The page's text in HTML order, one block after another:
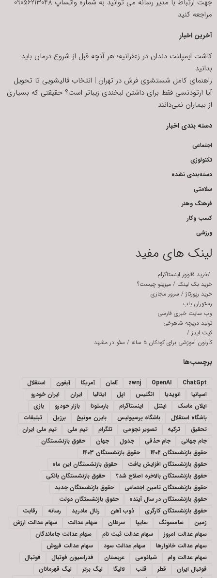
جهت ارتباط با مدیر رسانه می توانید به شماره واتساپ 09056213048
مراجعه کنید
آخرین اخبار
کاشت ایمپلنت دندان در زعفرانیه؛ هر آنچه قبل از شروع درمان باید
بدانید
راهنمای کامل شستشوی فرش در تهران | انتخاب قالیشویی تا تحویل
آیا ارتودنسی فقط برای داشتن لبخندی زیباتر است؟ حقیقتی که بسیاری
از بیماران نمی‌دانند
دسته بندی اخبار
اجتماعی
تکنولوژی
دسته‌بندی نشده
سلامتی
فرهنگ وهنر
کسب وکار
ورزشی
لینک های مفید
/خرید فالوور اینستاگرام
خرید بک لینک / میزیتو چیست؟
خرید رپورتاژ / سرور مجازی
رستوران یاب
وب سایت خبری فارسی
تولید دریچه شاهرخی
کیت ایدز /
کارتون آموزشی برای کودکان ۵ ساله
/ سئو در مشهد
برچسب‌ها
ChatGpt
OpenAI
zwnj آلمان آمریکا آیفون
استقلال
اسپانیا
انویدیا انگلیس اپل ایتالیا ایران
ایران خودرو
ایلان ماسک
اینتل اینستاگرام بارسلونا بازار خودرو
بازی
باشگاه استقلال
باشگاه پرسپولیس بایرن مونیخ برزیل
تبلیغات
تحقیق
ترکیه تصویر نجومی تلگرام تیم ملی
تیم ملی ایران
جام جهانی
جام حذفی جدول جهان
حقوق بازنشستگان
حقوق بازنشستگان 1402
حقوق بازنشستگان 1403
حقوق بازنشستگان افزایش یافت
حقوق بازنشستگان این ماه
حقوق بازنشستگان بالاخره اصلاح شد؟
حقوق بازنشستگان بانکی
حقوق بازنشستگان تامین اجتماعی
حقوق بازنشستگان جدید
حقوق بازنشستگان در سال آینده
حقوق بازنشستگان دولت
حقوق بازنشستگان کارگری
ذوب آهن رئال مادرید رسانه
رقابت
زمین
سامسونگ سایپا سرطان سهام عدالت
سهام عدالت ارزش
سهام عدالت امروز
سهام عدالت ثبت نام
سهام عدالت جاماندگان
سهام عدالت خانوارها
سهام عدالت سود
سهام عدالت فروش
سهام عدالت وام
شیائومی عربستان فدراسیون فوتبال
فوتبال
فوتبال ایران
قطر قلب لالیگا لیگ برتر
لیگ قهرمانان